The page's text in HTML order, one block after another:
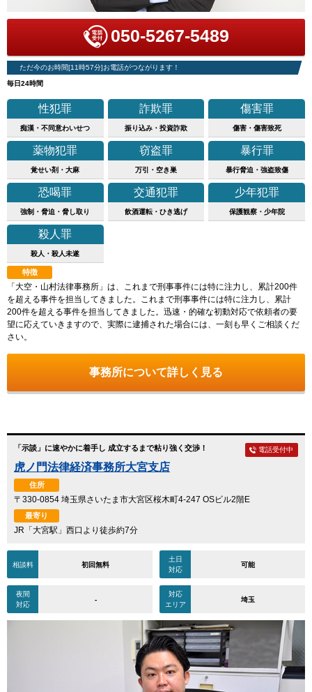
050-5267-5489
ただ今のお時間[11時57分]お電話がつながります！
毎日24時間
性犯罪
痴漢・不同意わいせつ
詐欺罪
振り込み・投資詐欺
傷害罪
傷害・傷害致死
薬物犯罪
覚せい剤・大麻
窃盗罪
万引・空き巣
暴行罪
暴行脅迫・強盗致傷
恐喝罪
強制・脅迫・脅し取り
交通犯罪
飲酒運転・ひき逃げ
少年犯罪
保護観察・少年院
殺人罪
殺人・殺人未遂
特徴
「大空・山村法律事務所」は、これまで刑事事件には特に注力し、累計200件
を超える事件を担当してきました。これまで刑事事件には特に注力し、累計
200件を超える事件を担当してきました。迅速・的確な初動対応で依頼者の要
望に応えていきますので、実際に逮捕された場合には、一刻も早くご相談くだ
さい。
事務所について詳しく見る
「示談」に速やかに着手し 成立するまで粘り強く交渉！
虎ノ門法律経済事務所大宮支店
住所
〒330-0854 埼玉県さいたま市大宮区桜木町4-247 OSビル2階E
最寄り
JR「大宮駅」西口より徒歩約7分
電話受付中
相談料 初回無料
土日
対応
可能
夜間
対応
-
対応
エリア
埼玉